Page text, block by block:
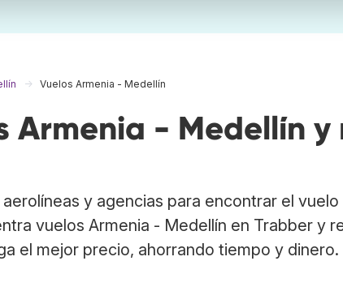
Vuelos Armenia - Medellín
Armenia - Medellín y
y agencias para encontrar el
vuelos Armenia - Medellín en Trabber y
el mejor precio, ahorrando tiempo y dinero.